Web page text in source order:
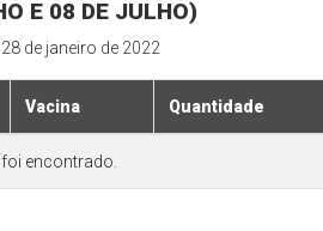
E 08 DE JULHO)
28 de janeiro de 2022
Vacina Quantidade
encontrado.